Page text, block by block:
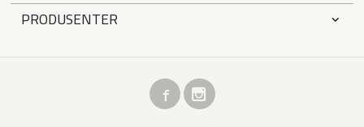
PRODUSENTER